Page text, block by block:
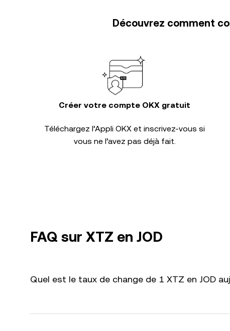
Découvrez comment
Créer votre compte OKX gratuit
Téléchargez l’Appli OKX et inscrivez-vous si
vous ne l’avez pas déjà fait.
FAQ sur XTZ en JOD
Quel est le taux de change de 1 XTZ en JOD